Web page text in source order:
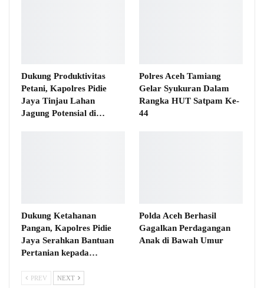
Dukung Produktivitas
Petani, Kapolres Pidie
Jaya Tinjau Lahan
Jagung Potensial di…
Polres Aceh Tamiang
Gelar Syukuran Dalam
Rangka HUT Satpam Ke-
44
Dukung Ketahanan
Pangan, Kapolres Pidie
Jaya Serahkan Bantuan
Pertanian kepada…
Polda Aceh Berhasil
Gagalkan Perdagangan
Anak di Bawah Umur
PREV NEXT